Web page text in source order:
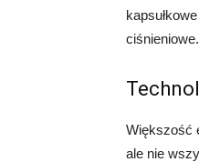
Większość
ale nie